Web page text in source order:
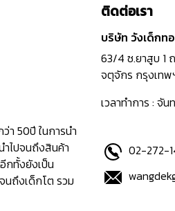
50ปี ในการนำ
ไปจนถึงสินค้า
กทั้งยังเป็น
นถึงเด็กโต รวม
ติดต่อเรา
บริษัท วังเด็ก
63/4 ซ.ยาสูบ 1
จตุจักร กรุงเทพ
เวลาทำการ : จั
02-272-